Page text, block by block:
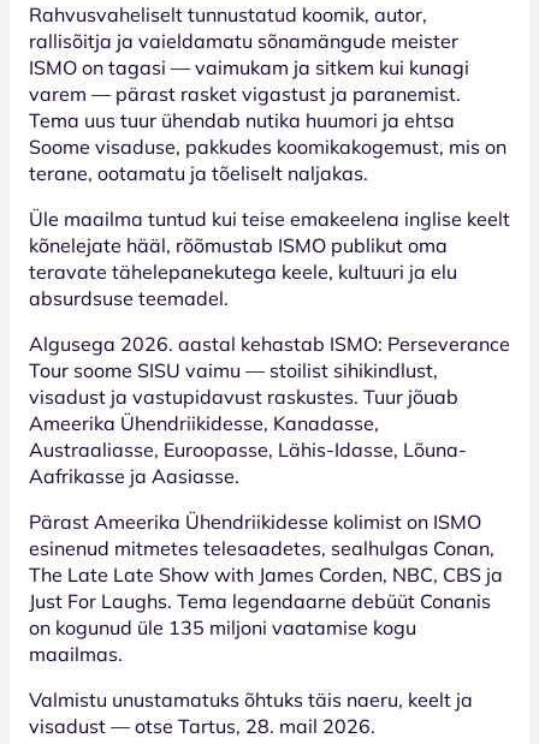
Rahvusvaheliselt tunnustatud koomik, autor,
rallisõitja ja vaieldamatu sõnamängude meister
ISMO on tagasi — vaimukam ja sitkem kui kunagi
varem — pärast rasket vigastust ja paranemist.
Tema uus tuur ühendab nutika huumori ja ehtsa
Soome visaduse, pakkudes koomikakogemust, mis on
terane, ootamatu ja tõeliselt naljakas.
Üle maailma tuntud kui teise emakeelena inglise keelt
kõnelejate hääl, rõõmustab ISMO publikut oma
teravate tähelepanekutega keele, kultuuri ja elu
absurdsuse teemadel.
Algusega 2026. aastal kehastab ISMO: Perseverance
Tour soome SISU vaimu — stoilist sihikindlust,
visadust ja vastupidavust raskustes. Tuur jõuab
Ameerika Ühendriikidesse, Kanadasse,
Austraaliasse, Euroopasse, Lähis-Idasse, Lõuna-
Aafrikasse ja Aasiasse.
Pärast Ameerika Ühendriikidesse kolimist on ISMO
esinenud mitmetes telesaadetes, sealhulgas Conan,
The Late Late Show with James Corden, NBC, CBS ja
Just For Laughs. Tema legendaarne debüüt Conanis
on kogunud üle 135 miljoni vaatamise kogu
maailmas.
Valmistu unustamatuks õhtuks täis naeru, keelt ja
visadust — otse Tartus, 28. mail 2026.